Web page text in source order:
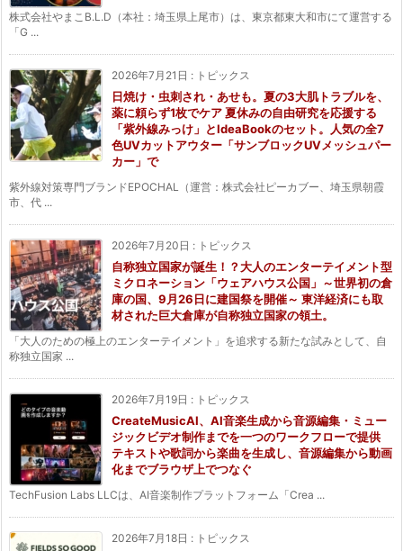
株式会社やまこB.L.D（本社：埼玉県上尾市）は、東京都東大和市にて運営する
「G ...
2026年7月21日 : トピックス
日焼け・虫刺され・あせも。夏の3大肌トラブルを、
薬に頼らず1枚でケア 夏休みの自由研究を応援する
「紫外線みっけ」とIdeaBookのセット。人気の全7
色UVカットアウター「サンブロックUVメッシュパー
カー」で
紫外線対策専門ブランドEPOCHAL（運営：株式会社ピーカブー、埼玉県朝霞
市、代 ...
2026年7月20日 : トピックス
自称独立国家が誕生！？大人のエンターテイメント型
ミクロネーション「ウェアハウス公国」～世界初の倉
庫の国、9月26日に建国祭を開催～ 東洋経済にも取
材された巨大倉庫が自称独立国家の領土。
「大人のための極上のエンターテイメント」を追求する新たな試みとして、自
称独立国家 ...
2026年7月19日 : トピックス
CreateMusicAI、AI音楽生成から音源編集・ミュー
ジックビデオ制作までを一つのワークフローで提供
テキストや歌詞から楽曲を生成し、音源編集から動画
化までブラウザ上でつなぐ
TechFusion Labs LLCは、AI音楽制作プラットフォーム「Crea ...
2026年7月18日 : トピックス